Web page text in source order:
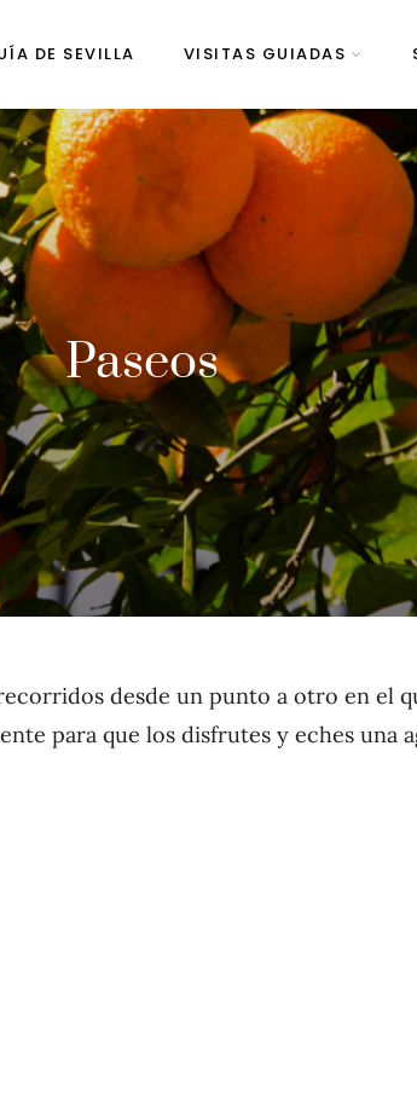
DE SEVILLA VISITAS GUIADAS
Paseos
desde un punto a otro en el
para que los disfrutes y eches una